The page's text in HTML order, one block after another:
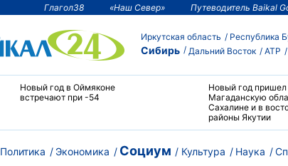
Глагол38 «Наш Север» Путеводитель Baikal
Иркутская область Республика
Сибирь Дальний Восток АТР
Новый год в Оймяконе
встречают при -54
Новый год пришел
Магаданскую
Сахалине и в
районы Якутии
Политика Экономика Социум Культура Наука